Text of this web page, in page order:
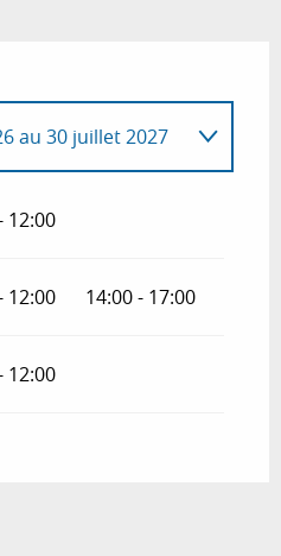
au 30 juillet 2027
12:00
12:00 14:00 - 17:00
12:00